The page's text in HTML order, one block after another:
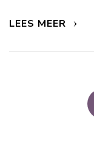
LEES MEER